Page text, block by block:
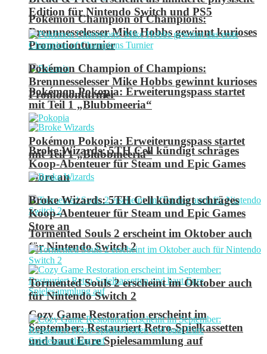
Pokémon Champion of Champions:
Brennnesselesser Mike Hobbs gewinnt kurioses
Promotionturnier
Pokémon Pokopia: Erweiterungspass startet
mit Teil 1 „Blubbmeeria“
Broke Wizards: 5TH Cell kündigt schräges
Koop-Abenteuer für Steam und Epic Games
Store an
Tormented Souls 2 erscheint im Oktober auch
für Nintendo Switch 2
Cozy Game Restoration erscheint im
September: Restauriert Retro-Spielkassetten
und baut Eure Spielesammlung auf
Edition für Nintendo Switch und PS5
Pokémon Champion of Champions:
Brennnesselesser Mike Hobbs gewinnt kurioses
Promotionturnier
Pokémon Pokopia: Erweiterungspass startet
mit Teil 1 „Blubbmeeria“
Broke Wizards: 5TH Cell kündigt schräges
Koop-Abenteuer für Steam und Epic Games
Store an
Tormented Souls 2 erscheint im Oktober auch
für Nintendo Switch 2